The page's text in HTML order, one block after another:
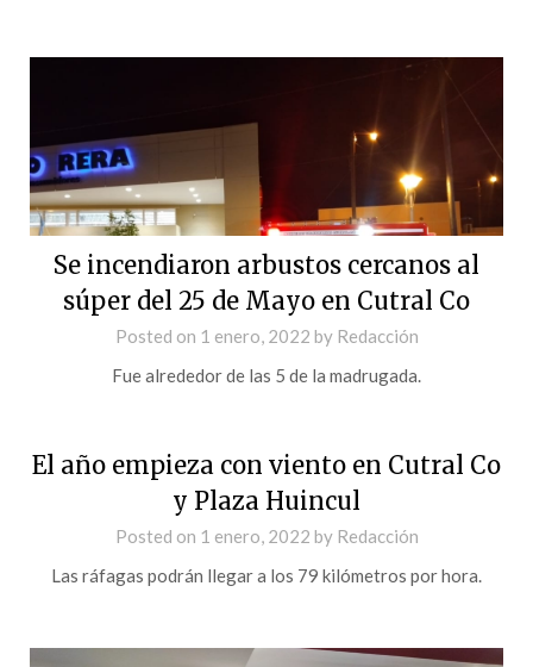
Se incendiaron arbustos cercanos al
súper del 25 de Mayo en Cutral Co
Posted on 1 enero, 2022 by Redacción
Fue alrededor de las 5 de la madrugada.
El año empieza con viento en Cutral Co
y Plaza Huincul
Posted on 1 enero, 2022 by Redacción
Las ráfagas podrán llegar a los 79 kilómetros por hora.